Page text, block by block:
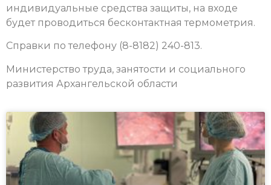
индивидуальные средства защиты, на входе
будет проводиться бесконтактная термометрия.
Справки по телефону (8-8182) 240-813.
Министерство труда, занятости и социального
развития Архангельской области